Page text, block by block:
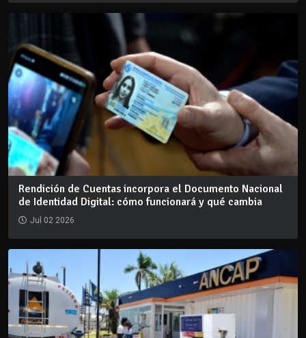
Rendición de Cuentas incorpora el Documento Nacional
de Identidad Digital: cómo funcionará y qué cambia
Jul 02 2026